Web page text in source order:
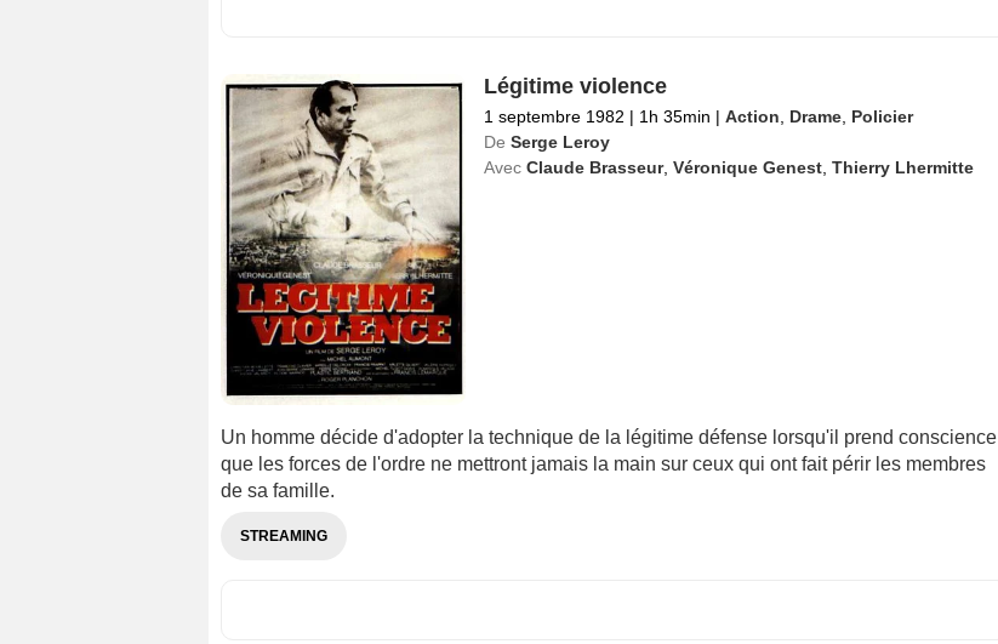
Légitime violence
1 septembre 1982 | 1h 35min | Action Drame, Policier
De Serge Leroy
Avec Claude Brasseur, Véronique Genest, Thierry Lhermitte
Un homme décide d'adopter la technique de la légitime défense lorsqu'il prend conscience
que les forces de l'ordre ne mettront jamais la main sur ceux qui ont fait périr les membres
de sa famille.
STREAMING